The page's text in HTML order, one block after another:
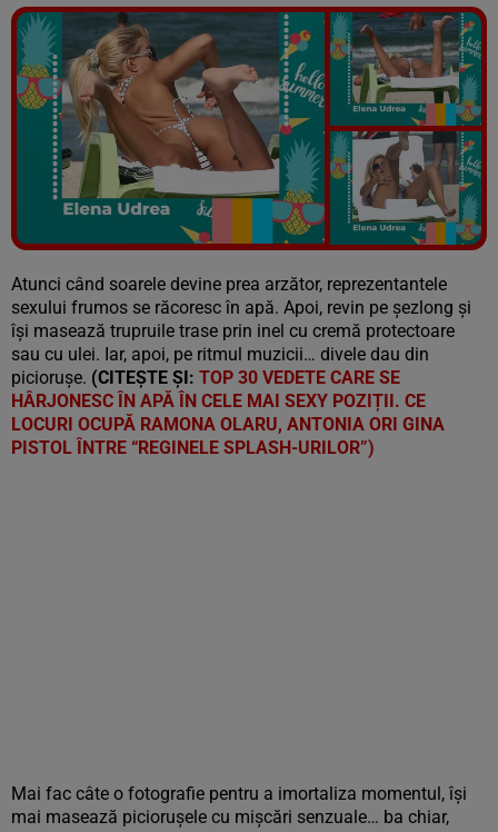
Vezi galeria foto
129 poze
Atunci când soarele devine prea arzător, reprezentantele
sexului frumos se răcoresc în apă. Apoi, revin pe șezlong și
își masează trupruile trase prin inel cu cremă protectoare
sau cu ulei. Iar, apoi, pe ritmul muzicii… divele dau din
piciorușe. (CITEȘTE ȘI: TOP 30 VEDETE CARE SE
HÂRJONESC ÎN APĂ ÎN CELE MAI SEXY POZIȚII. CE
LOCURI OCUPĂ RAMONA OLARU, ANTONIA ORI GINA
PISTOL ÎNTRE “REGINELE SPLASH-URILOR”)
Mai fac câte o fotografie pentru a imortaliza momentul, își
mai masează piciorușele cu mișcări senzuale… ba chiar,